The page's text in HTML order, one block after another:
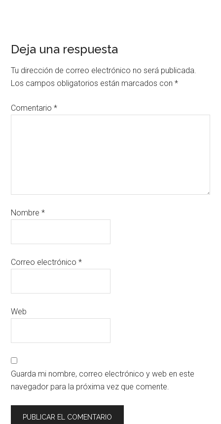
Deja una respuesta
Tu dirección de correo electrónico no será publicada.
Los campos obligatorios están marcados con*
Comentario*
Nombre*
Correo electrónico*
Web
Guarda mi nombre, correo electrónico y web en este
navegador para la próxima vez que comente.